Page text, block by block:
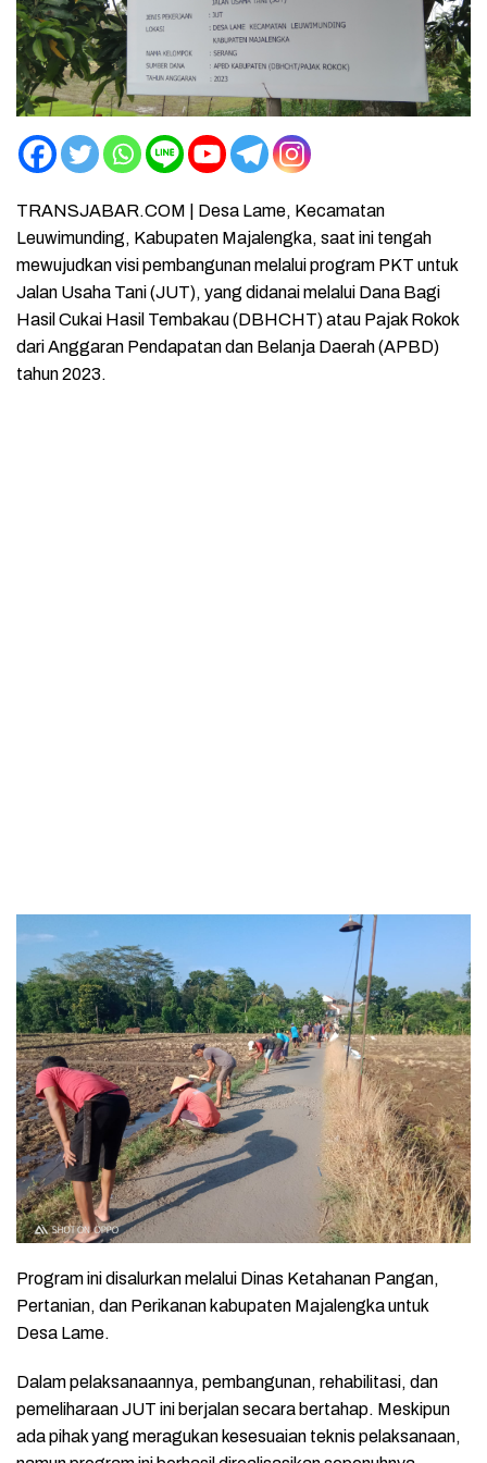
TRANSJABAR.COM | Desa Lame, Kecamatan
Leuwimunding, Kabupaten Majalengka, saat ini tengah
mewujudkan visi pembangunan melalui program PKT untuk
Jalan Usaha Tani (JUT), yang didanai melalui Dana Bagi
Hasil Cukai Hasil Tembakau (DBHCHT) atau Pajak Rokok
dari Anggaran Pendapatan dan Belanja Daerah (APBD)
tahun 2023.
Program ini disalurkan melalui Dinas Ketahanan Pangan,
Pertanian, dan Perikanan kabupaten Majalengka untuk
Desa Lame.
Dalam pelaksanaannya, pembangunan, rehabilitasi, dan
pemeliharaan JUT ini berjalan secara bertahap. Meskipun
ada pihak yang meragukan kesesuaian teknis pelaksanaan,